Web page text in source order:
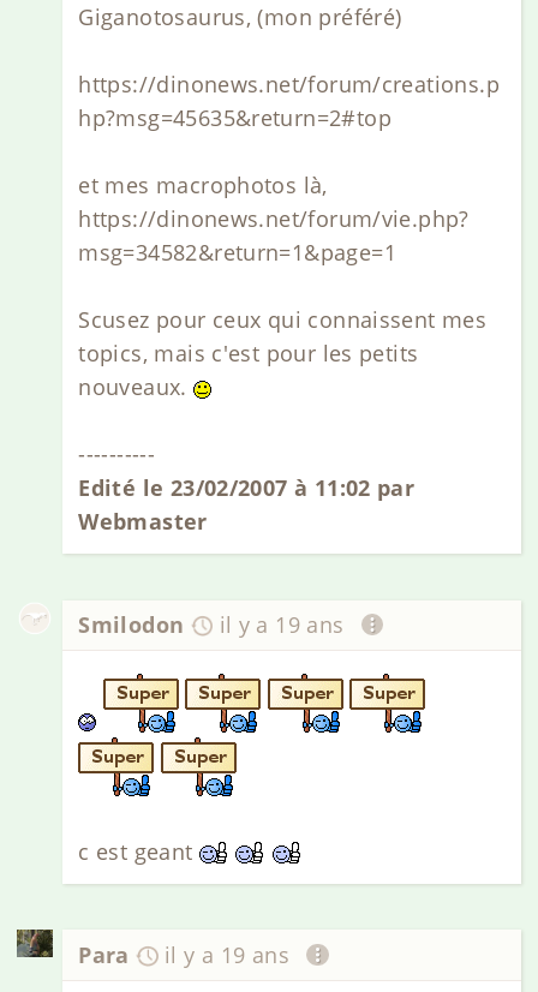
Giganotosaurus, (mon préféré)
https://dinonews.net/forum/creations.p
hp?msg=45635&return=2#top
et mes macrophotos là,
https://dinonews.net/forum/vie.php?
msg=34582&return=1&page=1
Scusez pour ceux qui connaissent mes
topics, mais c'est pour les petits
nouveaux.
----------
Edité le 23/02/2007 à 11:02 par
Webmaster
Smilodon il y a 19 ans
c est geant
Para il y a 19 ans